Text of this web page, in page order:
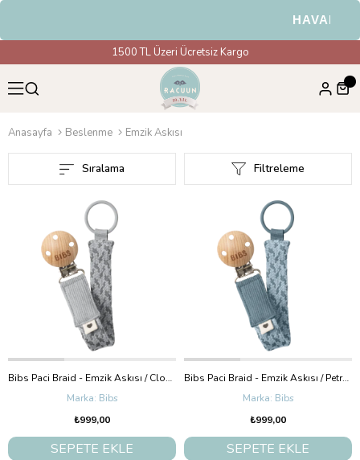
HAVALE &
1500 TL Üzeri Ücretsiz Kargo
Anasayfa Beslenme Emzik Askısı
Filtreleme
Sıralama
Bibs Paci Braid - Emzik Askısı / Cloud-Iron
Bibs
₺999,00
SEPETE EKLE
Bibs Paci Braid - Emzik Askısı / Petrol-Baby
Bibs
₺999,00
SEPETE EKLE